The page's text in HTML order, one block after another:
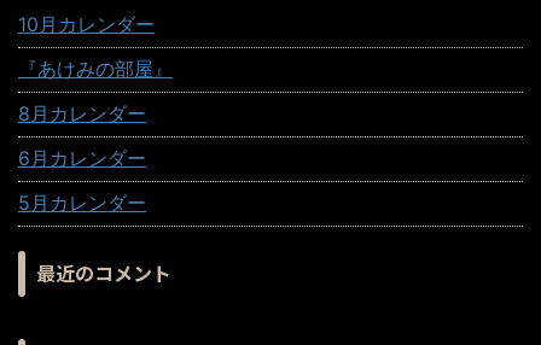
10月カレンダー
『あけみの部屋』
8月カレンダー
6月カレンダー
5月カレンダー
最近のコメント